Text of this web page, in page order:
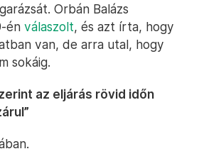
Orbán Balázs
én válaszolt, és azt írta, hogy
van, de arra utal, hogy
sokáig.
az eljárás rövid időn